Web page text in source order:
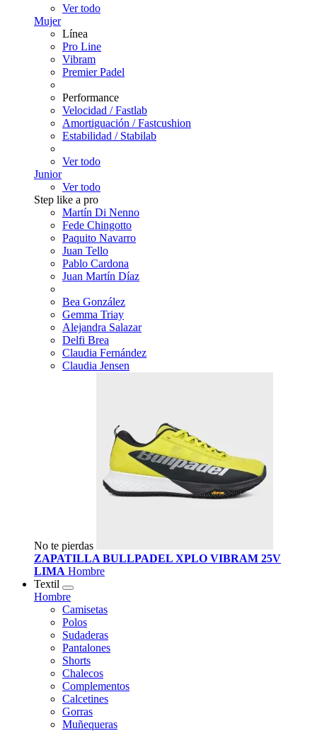
Ver todo
Mujer
Línea
Pro Line
Vibram
Premier Padel
Performance
Velocidad / Fastlab
Amortiguación / Fastcushion
Estabilidad / Stabilab
Ver todo
Junior
Ver todo
Step like a pro
Martín Di Nenno
Fede Chingotto
Paquito Navarro
Juan Tello
Pablo Cardona
Juan Martín Díaz
Bea González
Gemma Triay
Alejandra Salazar
Delfi Brea
Claudia Fernández
Claudia Jensen
No te pierdas
ZAPATILLA BULLPADEL XPLO VIBRAM 25V
LIMA Hombre
Textil
Hombre
Camisetas
Polos
Sudaderas
Pantalones
Shorts
Chalecos
Complementos
Calcetines
Gorras
Muñequeras